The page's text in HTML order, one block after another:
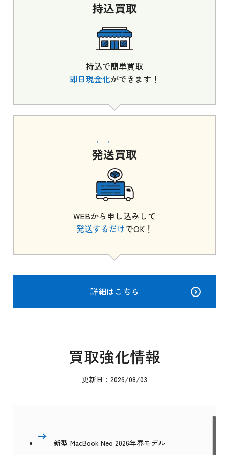
持込買取
持込で簡単買取
即日現金化ができます！
発送買取
WEBから申し込みして
発送するだけでOK！
詳細はこちら
買取強化情報
更新日：2026/08/03
新型 MacBook Neo 2026年春モデル